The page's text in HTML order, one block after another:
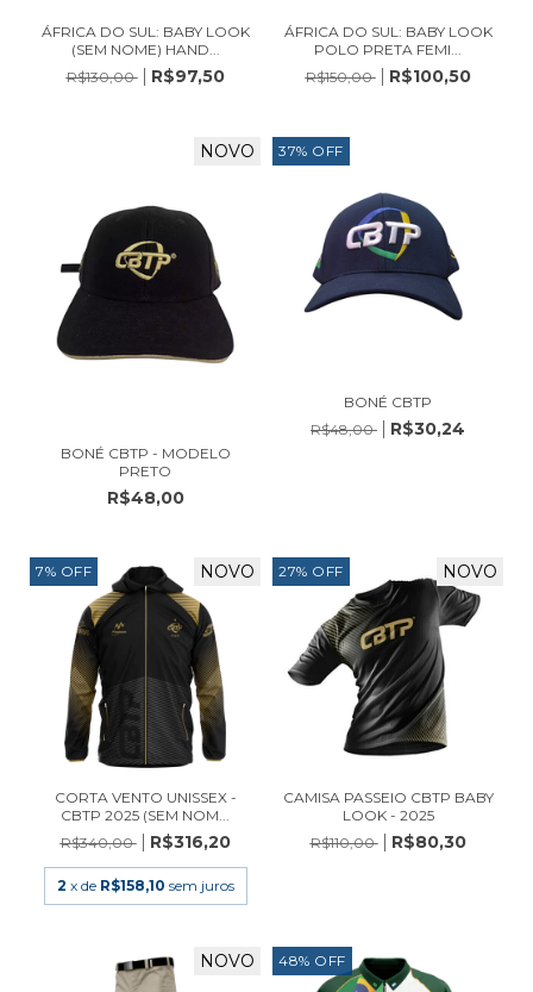
ÁFRICA DO SUL: BABY LOOK
(SEM NOME) HAND...
R$130,00
R$97,50
ÁFRICA DO SUL: BABY LOOK
POLO PRETA FEMI...
R$150,00
R$100,50
NOVO
BONÉ CBTP - MODELO
PRETO
R$48,00
37% OFF
BONÉ CBTP
R$48,00
R$30,24
7% OFF NOVO
CORTA VENTO UNISSEX -
CBTP 2025 (SEM NOM...
R$340,00
R$316,20
2 x de R$158,10 sem juros
27% OFF NOVO
CAMISA PASSEIO CBTP BABY
LOOK - 2025
R$110,00
R$80,30
NOVO 48% OFF